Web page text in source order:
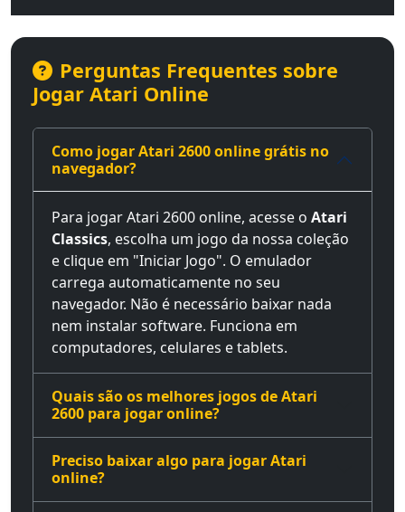
Perguntas Frequentes sobre
Jogar Atari Online
Como jogar Atari 2600 online grátis no
navegador?
Para jogar Atari 2600 online, acesse o Atari
Classics, escolha um jogo da nossa coleção
e clique em "Iniciar Jogo". O emulador
carrega automaticamente no seu
navegador. Não é necessário baixar nada
nem instalar software. Funciona em
computadores, celulares e tablets.
Quais são os melhores jogos de Atari
2600 para jogar online?
Preciso baixar algo para jogar Atari
online?